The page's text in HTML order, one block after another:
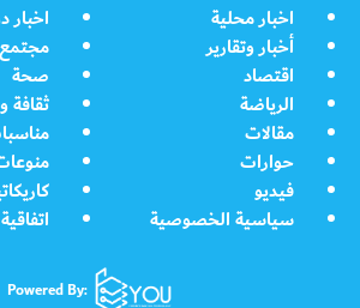
اخبار محلية
اخبار
أخبار وتقارير
اقتصاد
صحة
الرياضة
ثقافة
مقالات
حوارات
فيديو
سياسية الخصوصية
Powered By: